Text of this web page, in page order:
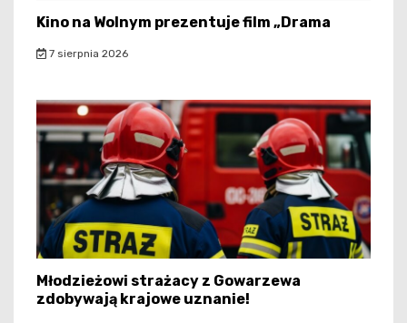
Kino na Wolnym prezentuje film „Drama
7 sierpnia 2026
Młodzieżowi strażacy z Gowarzewa
zdobywają krajowe uznanie!